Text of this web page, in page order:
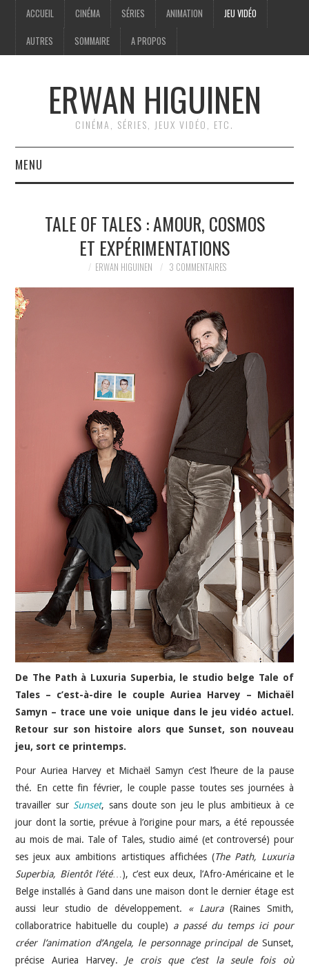
ACCUEIL CINÉMA SÉRIES ANIMATION JEU VIDÉO
AUTRES SOMMAIRE A PROPOS
ERWAN HIGUINEN
CINÉMA, SÉRIES, JEUX VIDÉO, ETC.
MENU
CINÉMA
ANIMATION
TALE OF TALES : AMOUR, COSMOS
ET EXPÉRIMENTATIONS
ERWAN HIGUINEN 3 COMMENTAIRES
De The Path à Luxuria Superbia, le studio belge Tale of
Tales – c’est-à-dire le couple Auriea Harvey – Michaël
Samyn – trace une voie unique dans le jeu vidéo actuel.
Retour sur son histoire alors que Sunset, son nouveau
jeu, sort ce printemps.
Pour Auriea Harvey et Michaël Samyn c’est l’heure de la pause
thé. En cette fin février, le couple passe toutes ses journées à
travailler sur Sunset, sans doute son jeu le plus ambitieux à ce
jour dont la sortie, prévue à l’origine pour mars, a été repoussée
au mois de mai. Tale of Tales, studio aimé (et controversé) pour
ses jeux aux ambitions artistiques affichées (The Path, Luxuria
Superbia, Bientôt l’été…), c’est eux deux, l’Afro-Américaine et le
Belge installés à Gand dans une maison dont le dernier étage est
aussi leur studio de développement. « Laura(Raines Smith,
collaboratrice habituelle du couple) a passé du temps ici pour
créer l’animation d’Angela, le personnage principal deSunset,
précise Auriea Harvey. Je crois que c’est la seule fois où